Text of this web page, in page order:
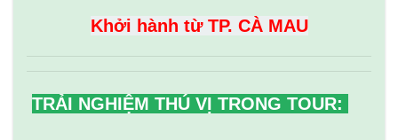
Khởi hành từ TP. CÀ MAU
TRẢI NGHIỆM THÚ VỊ TRONG TOUR: